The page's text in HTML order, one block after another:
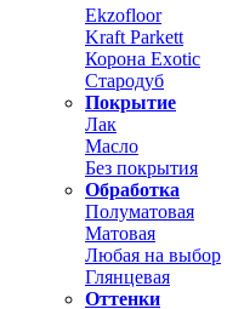
Ekzofloor
Kraft Parkett
Корона Exotic
Стародуб
Покрытие
Лак
Масло
Без покрытия
Обработка
Полуматовая
Матовая
Любая на выбор
Глянцевая
Оттенки